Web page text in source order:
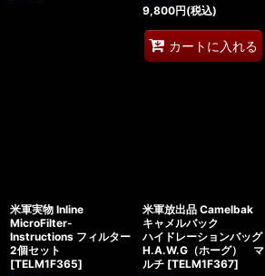
9,800円(税込)
カートに入れる
米軍実物 Inline
MicroFilter-
Instructions フィルター
2個セット
[TELM1F365]
米軍放出品 Camelbak
キャメルバック
ハイドレーションバッグ
H.A.W.G（ホーグ） マ
ルチ [TELM1F367]